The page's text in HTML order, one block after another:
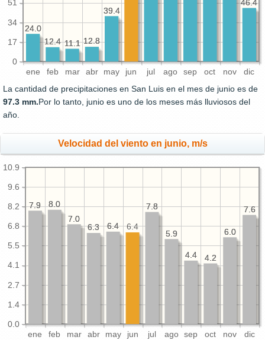
ene feb mar abr may jun jul ago sep oct nov dic
0
17
34
51 46.4
39.4
12.8
11.1
12.4
24.0
46.4
39.4
12.8
11.1
12.4
24.0
La cantidad de precipitaciones en San Luis en el mes de junio es de
97.3 mm.Por lo tanto, junio es uno de los meses más lluviosos del
año.
Velocidad del viento en junio, m/s
ene feb mar abr may jun jul ago sep oct nov dic
0.0
1.4
2.7
4.1
5.5
6.8
8.2
9.6
10.9
7.6
6.0
4.2
4.4
5.9
7.8
6.4
6.3
7.0
8.0
7.9 7.6
6.0
4.2
4.4
5.9
7.8
6.4
6.4
6.3
7.0
8.0
7.9